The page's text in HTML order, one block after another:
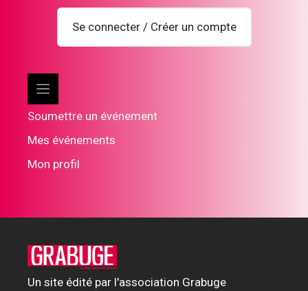
Se connecter / Créer un compte
Soumettre un événement
Mes événements
Mon profil
Un site édité par l'association Grabuge